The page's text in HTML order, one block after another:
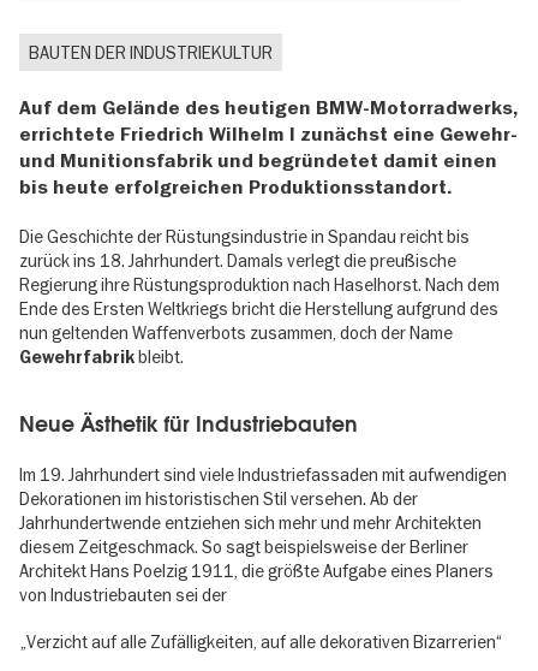
BAUTEN DER INDUSTRIEKULTUR
Auf dem Gelände des heutigen BMW-Motorradwerks,
errichtete Friedrich Wilhelm I zunächst eine Gewehr-
und Munitionsfabrik und begründetet damit einen
bis heute erfolgreichen Produktionsstandort.
Die Geschichte der Rüstungsindustrie in Spandau reicht bis
zurück ins 18. Jahrhundert. Damals verlegt die preußische
Regierung ihre Rüstungsproduktion nach Haselhorst. Nach dem
Ende des Ersten Weltkriegs bricht die Herstellung aufgrund des
nun geltenden Waffenverbots zusammen, doch der Name
Gewehrfabrikbleibt.
Neue Ästhetik für Industriebauten
Im 19. Jahrhundert sind viele Industriefassaden mit aufwendigen
Dekorationen im historistischen Stil versehen. Ab der
Jahrhundertwende entziehen sich mehr und mehr Architekten
diesem Zeitgeschmack. So sagt beispielsweise der Berliner
Architekt Hans Poelzig 1911, die größte Aufgabe eines Planers
von Industriebauten sei der
„Verzicht auf alle Zufälligkeiten, auf alle dekorativen Bizarrerien“